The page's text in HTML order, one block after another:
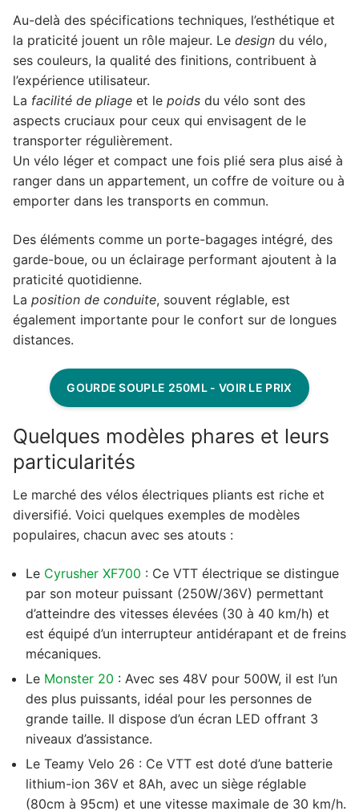
Au-delà des spécifications techniques, l’esthétique et
la praticité jouent un rôle majeur. Le design du vélo,
ses couleurs, la qualité des finitions, contribuent à
l’expérience utilisateur.
La facilité de pliage et le poids du vélo sont des
aspects cruciaux pour ceux qui envisagent de le
transporter régulièrement.
Un vélo léger et compact une fois plié sera plus aisé à
ranger dans un appartement, un coffre de voiture ou à
emporter dans les transports en commun.
Des éléments comme un porte-bagages intégré, des
garde-boue, ou un éclairage performant ajoutent à la
praticité quotidienne.
La position de conduite, souvent réglable, est
également importante pour le confort sur de longues
distances.
GOURDE SOUPLE 250ML - VOIR LE PRIX
Quelques modèles phares et leurs
particularités
Le marché des vélos électriques pliants est riche et
diversifié. Voici quelques exemples de modèles
populaires, chacun avec ses atouts :
Le Cyrusher XF700 : Ce VTT électrique se distingue
par son moteur puissant (250W/36V) permettant
d’atteindre des vitesses élevées (30 à 40 km/h) et
est équipé d’un interrupteur antidérapant et de freins
mécaniques.
Le Monster 20 : Avec ses 48V pour 500W, il est l’un
des plus puissants, idéal pour les personnes de
grande taille. Il dispose d’un écran LED offrant 3
niveaux d’assistance.
Le Teamy Velo 26 : Ce VTT est doté d’une batterie
lithium-ion 36V et 8Ah, avec un siège réglable
(80cm à 95cm) et une vitesse maximale de 30 km/h.